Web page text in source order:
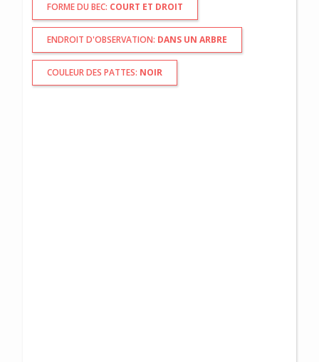
FORME DU BEC: COURT ET DROIT
ENDROIT D'OBSERVATION: DANS UN ARBRE
COULEUR DES PATTES: NOIR